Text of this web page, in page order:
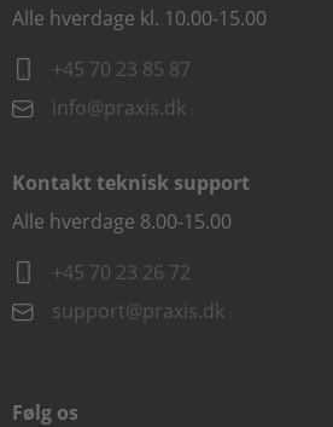
Alle hverdage kl. 10.00-15.00
+45 70 23 85 87
info@praxis.dk
Kontakt teknisk support
Alle hverdage 8.00-15.00
+45 70 23 26 72
support@praxis.dk
Følg os